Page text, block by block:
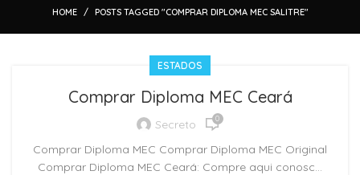
HOME POSTS TAGGED "COMPRAR DIPLOMA MEC SALITRE"
ESTADOS
Comprar Diploma MEC Ceará
Secreto 0
Comprar Diploma MEC Comprar Diploma MEC Original
Comprar Diploma MEC Ceará: Compre aqui conosc...